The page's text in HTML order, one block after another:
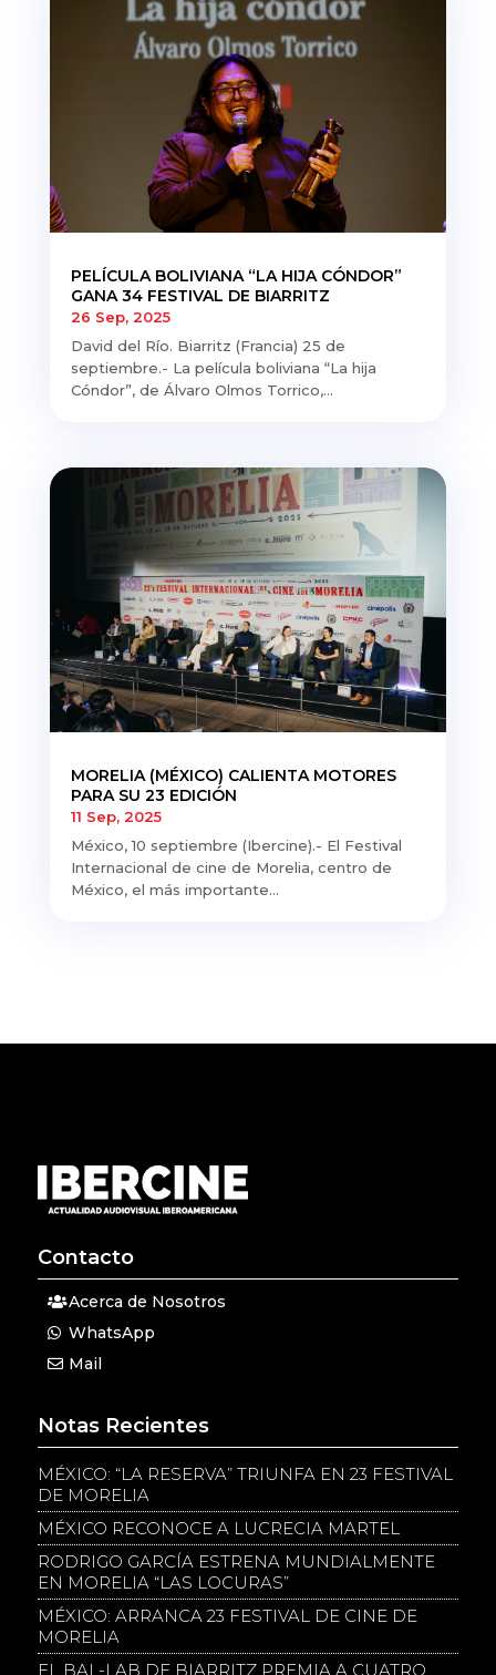
PELÍCULA BOLIVIANA “LA HIJA CÓNDOR”
GANA 34 FESTIVAL DE BIARRITZ
26 Sep, 2025
David del Río. Biarritz (Francia) 25 de
septiembre.- La película boliviana “La hija
Cóndor”, de Álvaro Olmos Torrico,...
MORELIA (MÉXICO) CALIENTA MOTORES
PARA SU 23 EDICIÓN
11 Sep, 2025
México, 10 septiembre (Ibercine).- El Festival
Internacional de cine de Morelia, centro de
México, el más importante...
Contacto
Acerca de Nosotros
WhatsApp
Mail
Notas Recientes
MÉXICO: “LA RESERVA” TRIUNFA EN 23 FESTIVAL
DE MORELIA
MÉXICO RECONOCE A LUCRECIA MARTEL
RODRIGO GARCÍA ESTRENA MUNDIALMENTE
EN MORELIA “LAS LOCURAS”
MÉXICO: ARRANCA 23 FESTIVAL DE CINE DE
MORELIA
EL BAL-LAB DE BIARRITZ PREMIA A CUATRO